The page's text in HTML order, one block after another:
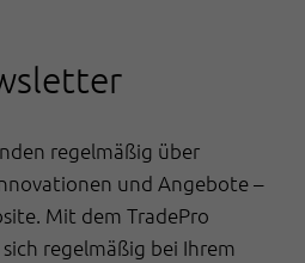
regelmäßig über
und Angebote –
Mit dem TradePro
regelmäßig bei Ihrem